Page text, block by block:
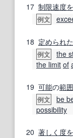
17 制限速度
例文
18 定められた
例文 the
the limit of
19 可能の範囲
例文 be
possibility
20 著しく 度